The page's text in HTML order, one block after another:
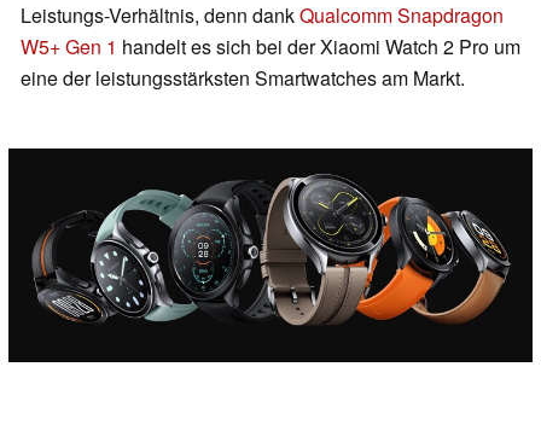
Leistungs-Verhältnis, denn dankQualcomm Snapdragon
W5+ Gen 1 handelt es sich bei der Xiaomi Watch 2 Pro um
eine der leistungsstärksten Smartwatches am Markt.